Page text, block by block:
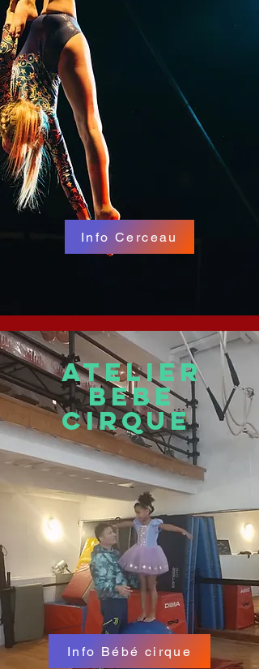
Info Cerceau
Atelier
BEBE
Cirque
Info Bébé cirque